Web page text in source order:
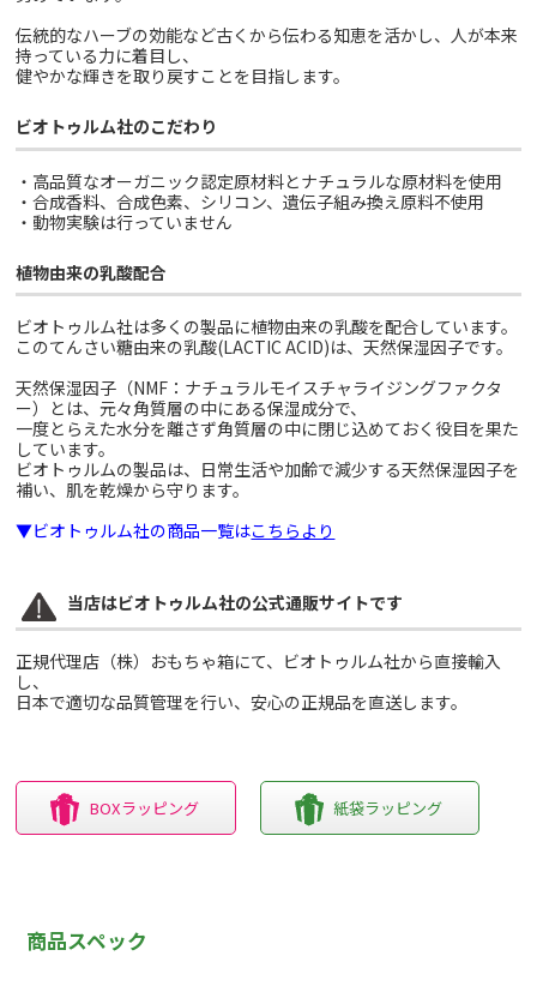
伝統的なハーブの効能など古くから伝わる知恵を活かし、人が本来
持っている力に着目し、
健やかな輝きを取り戻すことを目指します。
ビオトゥルム社のこだわり
・高品質なオーガニック認定原材料とナチュラルな原材料を使用
・合成香料、合成色素、シリコン、遺伝子組み換え原料不使用
・動物実験は行っていません
植物由来の乳酸配合
ビオトゥルム社は多くの製品に植物由来の乳酸を配合しています。
このてんさい糖由来の乳酸(LACTIC ACID)は、天然保湿因子です。
天然保湿因子（NMF：ナチュラルモイスチャライジングファクタ
ー）とは、元々角質層の中にある保湿成分で、
一度とらえた水分を離さず角質層の中に閉じ込めておく役目を果た
しています。
ビオトゥルムの製品は、日常生活や加齢で減少する天然保湿因子を
補い、肌を乾燥から守ります。
▼ビオトゥルム社の商品一覧はこちらより
当店はビオトゥルム社の公式通販サイトです
正規代理店（株）おもちゃ箱にて、ビオトゥルム社から直接輸入
し、
日本で適切な品質管理を行い、安心の正規品を直送します。
BOXラッピング 紙袋ラッピング
商品スペック